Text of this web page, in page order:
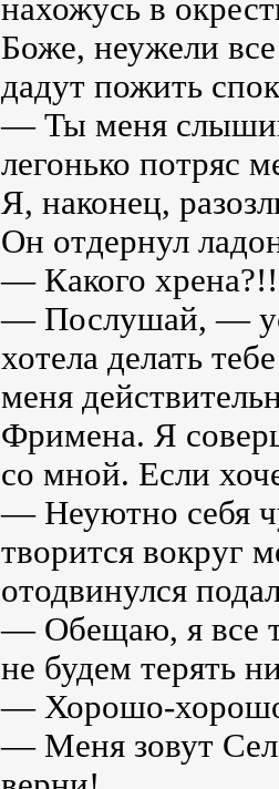
нахожусь в
Боже, неужели
дадут пожить
— Ты меня
легонько потряс
Я, наконец,
Он отдернул
— Какого хрена?!!
— Послушай, —
хотела делать
меня
Фримена. Я
со мной. Если
— Неуютно себя
творится вокруг
отодвинулся
— Обещаю, я все
не будем терять
— Хорошо-хорошо!
— Меня зовут